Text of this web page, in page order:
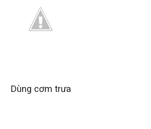
Dùng cơm trưa